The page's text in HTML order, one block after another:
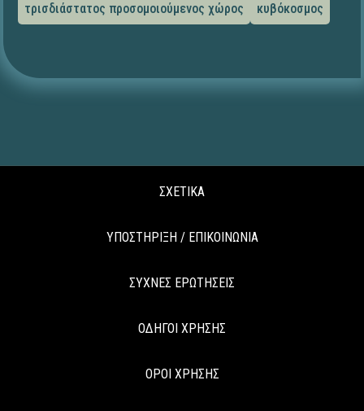
τρισδιάστατος προσομοιούμενος χώρος
κυβόκοσμος
ΣΧΕΤΙΚΑ
ΥΠΟΣΤΗΡΙΞΗ / ΕΠΙΚΟΙΝΩΝΙΑ
ΣΥΧΝΕΣ ΕΡΩΤΗΣΕΙΣ
ΟΔΗΓΟΙ ΧΡΗΣΗΣ
ΟΡΟΙ ΧΡΗΣΗΣ